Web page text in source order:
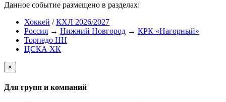
Данное событие размещено в разделах:
Хоккей /КХЛ 2026/2027
Россия → Нижний Новгород → КРК «Нагорный»
Торпедо НН
ЦСКА ХК
×
Для групп и компаний